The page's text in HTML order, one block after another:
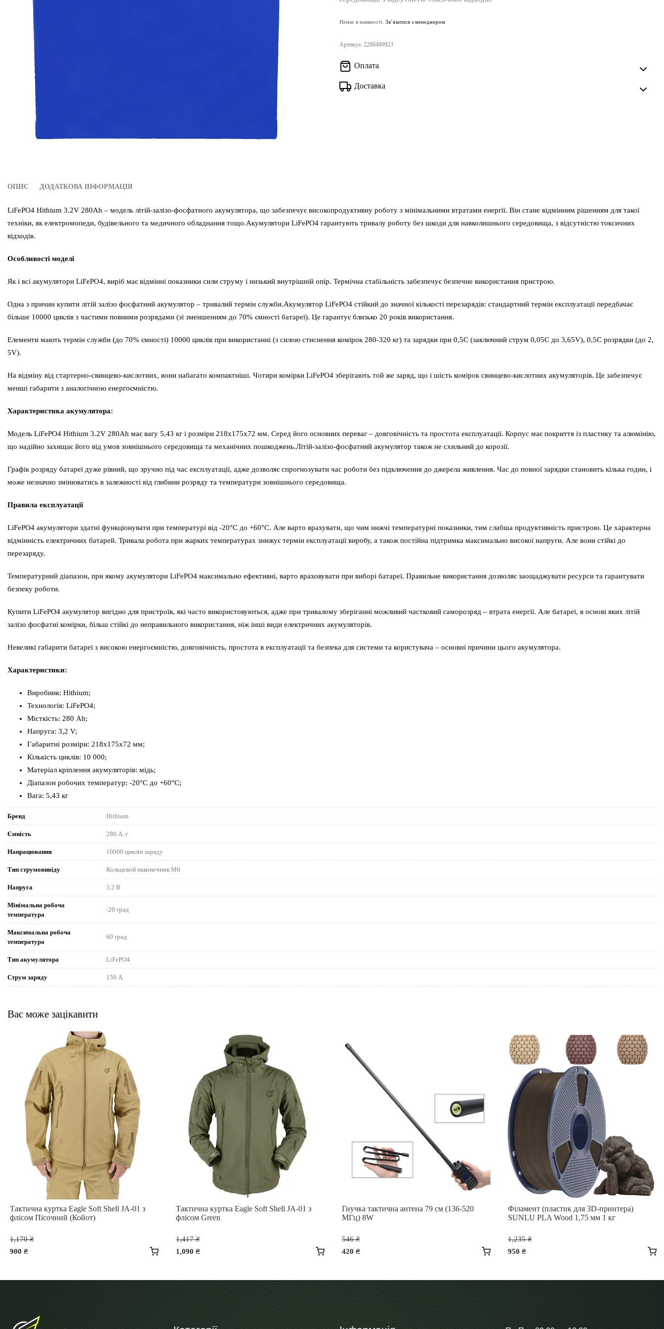
Немає в наявності. Зв’язатися з менеджером
Артикул: 2288480923
Оплата
Доставка
ОПИС ДОДАТКОВА ІНФОРМАЦІЯ
LiFePO4 Hithium 3.2V 280Ah – модель літій-залізо-фосфатного акумулятора, що забезпечує високопродуктивну роботу з мінімальними втратами енергії. Він стане відмінним рішенням для такої
техніки, як електромопеди, будівельного та медичного обладнання тощо.Акумулятори LiFePO4 гарантують тривалу роботу без шкоди для навколишнього середовища, з відсутністю токсичних
відходів.
Особливості моделі
Як і всі акумулятори LiFePO4, виріб має відмінні показники сили струму і низький внутрішній опір. Термічна стабільність забезпечує безпечне використання пристрою.
Одна з причин купити літій залізо фосфатний акумулятор – тривалий термін служби.Акумулятор LiFePO4 стійкий до значної кількості перезарядів: стандартний термін експлуатації передбачає
більше 10000 циклів з частими повними розрядами (зі зменшенням до 70% ємності батареї). Це гарантує близько 20 років використання.
Елементи мають термін служби (до 70% ємності) 10000 циклів при використанні (з силою стиснення комірок 280-320 кг) та зарядки при 0,5C (заключний струм 0,05C до 3,65V), 0,5C розрядки (до 2,
5V).
На відміну від стартерно-свинцево-кислотних, вони набагато компактніші. Чотири комірки LiFePO4 зберігають той же заряд, що і шість комірок свинцево-кислотних акумуляторів. Це забезпечує
менші габарити з аналогічною енергоємністю.
Характеристика акумулятора:
Модель LiFePO4 Hithium 3.2V 280Ah має вагу 5,43 кг і розміри 218х175х72 мм. Серед його основних переваг – довговічність та простота експлуатації. Корпус має покриття із пластику та алюмінію,
що надійно захищає його від умов зовнішнього середовища та механічних пошкоджень.Літій-залізо-фосфатний акумулятор також не схильний до корозії.
Графік розряду батареї дуже рівний, що зручно під час експлуатації, адже дозволяє спрогнозувати час роботи без підключення до джерела живлення. Час до повної зарядки становить кілька годин, і
може незначно змінюватись в залежності від глибини розряду та температури зовнішнього середовища.
Правила експлуатації
LiFePO4 акумулятори здатні функціонувати при температурі від -20°C до +60°C. Але варто врахувати, що чим нижчі температурні показники, тим слабша продуктивність пристрою. Це характерна
відмінність електричних батарей. Тривала робота при жарких температурах знижує термін експлуатації виробу, а також постійна підтримка максимально високої напруги. Але вони стійкі до
перезаряду.
Температурний діапазон, при якому акумулятори LiFePO4 максимально ефективні, варто враховувати при виборі батареї. Правильне використання дозволяє заощаджувати ресурси та гарантувати
безпеку роботи.
Купити LiFePO4 акумулятор вигідно для пристроїв, які часто використовуються, адже при тривалому зберіганні можливий частковий саморозряд – втрата енергії. Але батареї, в основі яких літій
залізо фосфатні комірки, більш стійкі до неправильного використання, ніж інші види електричних акумуляторів.
Невеликі габарити батареї з високою енергоємністю, довговічність, простота в експлуатації та безпека для системи та користувача – основні причини цього акумулятора.
Характеристики:
Виробник: Hithium;
Технологія: LiFePO4;
Місткість: 280 Ah;
Напруга: 3,2 V;
Габаритні розміри: 218х175х72 мм;
Кількість циклів: 10 000;
Матеріал кріплення акумуляторів: мідь;
Діапазон робочих температур: -20°C до +60°C;
Вага: 5,43 кг
Бренд Hithium
Ємність 280 А. г
Напрацювання 10000 циклів заряду
Тип струмовивіду Кольцевой наконечник М6
Напруга 3.2 В
Мінімальна робоча
температура
-20 град
Максимальна робоча
температура
60 град
Тип акумулятора LiFePO4
Струм заряду 150 А
Вас може зацікавити
Тактична куртка Eagle Soft Shell JA-01 з
флісом Пісочний (Койот)
1,170₴
900 ₴
варіантів.
Тактична куртка Eagle Soft Shell JA-01 з
флісом Green
1,417₴
1,090 ₴
варіантів.
Гнучка тактична антена 79 см (136-520
МГц) 8W
546₴
420 ₴
Філамент (пластик для 3D-принтера)
SUNLU PLA Wood 1,75 мм 1 кг
1,235₴
950 ₴
варіантів.